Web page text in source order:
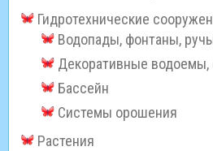
Гидротехнические
Водопады, фонтаны,
Декоративные водоемы,
Бассейн
Системы орошения
Растения